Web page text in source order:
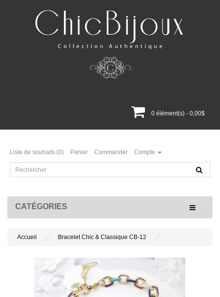
0 élément(s) - 0,00$
Liste de souhaits (0) Panier Commander Compte
CATÉGORIES
Accueil Bracelet Chic & Classique CB-12